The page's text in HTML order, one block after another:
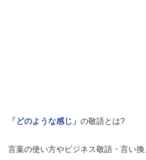
「どのような感じ」 の敬語とは?
言葉の使い方やビジネス敬語・言い換